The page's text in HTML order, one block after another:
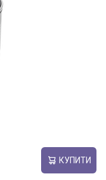
КУПИТИ